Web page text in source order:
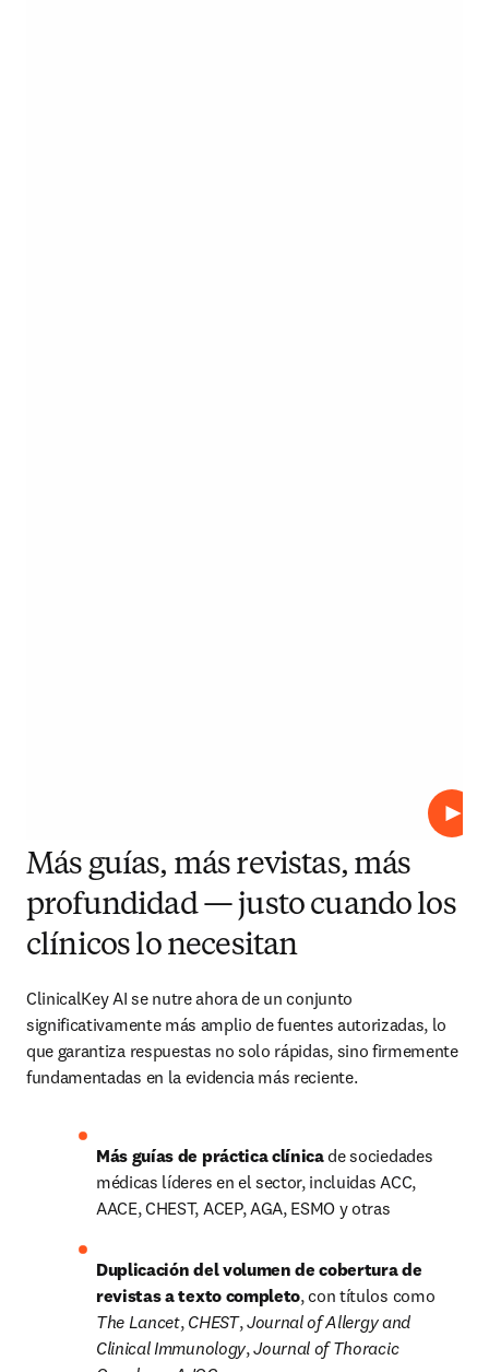
Más guías, más revistas, más
profundidad — justo cuando los
clínicos lo necesitan
ClinicalKey AI se nutre ahora de un conjunto
significativamente más amplio de fuentes autorizadas, lo
que garantiza respuestas no solo rápidas, sino firmemente
fundamentadas en la evidencia más reciente.
Más guías de práctica clínica de sociedades
médicas líderes en el sector, incluidas ACC,
AACE, CHEST, ACEP, AGA, ESMO y otras
Duplicación del volumen de cobertura de
revistas a texto completo
The Lancet, CHEST, Journal of Allergy and
Clinical Immunology, Journal of Thoracic